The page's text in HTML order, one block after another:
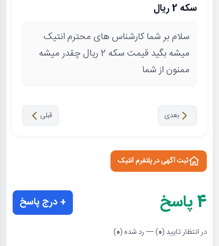
سکه 2 ریال
سلام بر شما کارشناس های محترم انتیک
میشه بگید قیمت سکه 2 ریال چقدر میشه
ممنون از شما
قبلی بعدی
ثبت آگهی در پلتفرم آنتیک
4پاسخ + درج پاسخ
در انتظار تایید (0) — رد شده (0
)